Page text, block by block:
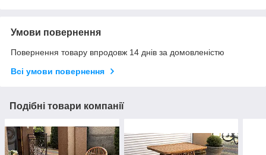
Умови повернення
Повернення товару впродовж 14 днів за домовленістю
Всі умови повернення
Подібні товари компанії